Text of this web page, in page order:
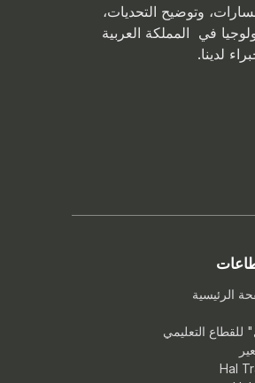
وتوضيح التحديات،
في المملكة العربية
لدينا.
الرئيسية
التعليمي
Hal